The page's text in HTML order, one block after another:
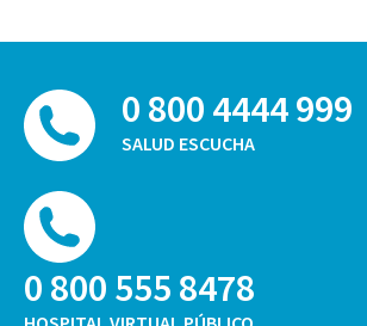
0 800 4444 999
SALUD ESCUCHA
0 800 555 8478